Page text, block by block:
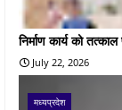
निर्माण कार्य को
July 22, 2026
मध्यप्रदेश